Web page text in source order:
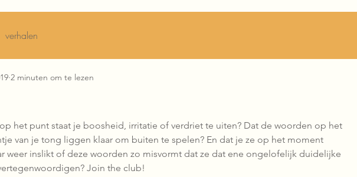
verhalen
2 minuten om te lezen
het punt staat je boosheid, irritatie of verdriet te uiten? Dat de woorden op het
van je tong liggen klaar om buiten te spelen? En dat je ze op het moment
weer inslikt of deze woorden zo misvormt dat ze dat ene ongelofelijk duidelijke
Join the club!